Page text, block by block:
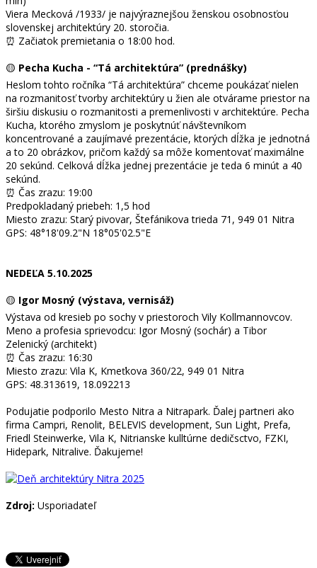
Viera Mecková /1933/ je najvýraznejšou ženskou osobnosťou
slovenskej architektúry 20. storočia.
⏰ Začiatok premietania o 18:00 hod.
🟡 Pecha Kucha - “Tá architektúra” (prednášky)
Heslom tohto ročníka “Tá architektúra” chceme poukázať nielen
na rozmanitosť tvorby architektúry u žien ale otvárame priestor na
širšiu diskusiu o rozmanitosti a premenlivosti v architektúre. Pecha
Kucha, ktorého zmyslom je poskytnúť návštevníkom
koncentrované a zaujímavé prezentácie, ktorých dĺžka je jednotná
a to 20 obrázkov, pričom každý sa môže komentovať maximálne
20 sekúnd. Celková dĺžka jednej prezentácie je teda 6 minút a 40
sekúnd.
⏰ Čas zrazu: 19:00
Predpokladaný priebeh: 1,5 hod
Miesto zrazu: Starý pivovar, Štefánikova trieda 71, 949 01 Nitra
GPS: 48°18'09.2"N 18°05'02.5"E
NEDEĽA 5.10.2025
🟡 Igor Mosný (výstava, vernisáž)
Výstava od kresieb po sochy v priestoroch Vily Kollmannovcov.
Meno a profesia sprievodcu: Igor Mosný (sochár) a Tibor
Zelenický (architekt)
⏰ Čas zrazu: 16:30
Miesto zrazu: Vila K, Kmeťkova 360/22, 949 01 Nitra
GPS: 48.313619, 18.092213
Podujatie podporilo Mesto Nitra a Nitrapark. Ďalej partneri ako
firma Campri, Renolit, BELEVIS development, Sun Light, Prefa,
Friedl Steinwerke, Vila K, Nitrianske kulltúrne dedičsctvo, FZKI,
Hidepark, Nitralive. Ďakujeme!
Zdroj: Usporiadateľ